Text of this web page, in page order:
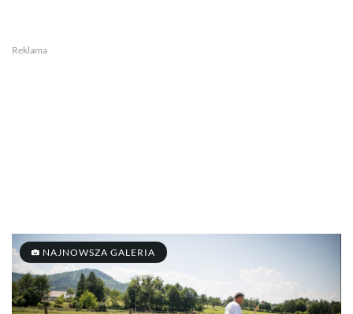
Reklama
NAJNOWSZA GALERIA